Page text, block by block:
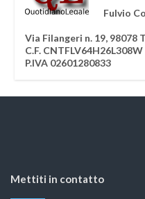
Fulvio
Via Filangeri n. 19, 98078
C.F. CNTFLV64H26L308W
P.IVA 02601280833
Mettiti in contatto